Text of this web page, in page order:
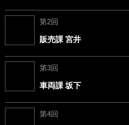
第2回
販売課 宮井
第3回
車両課 坂下
第4回